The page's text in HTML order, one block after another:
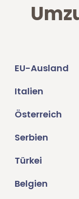
EU-Ausland
Italien
Österreich
Serbien
Türkei
Belgien